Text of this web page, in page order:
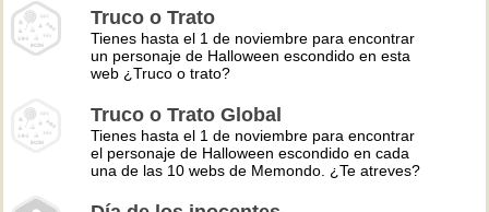
Truco o Trato
Tienes hasta el 1 de noviembre para encontrar
un personaje de Halloween escondido en esta
web ¿Truco o trato?
Truco o Trato Global
Tienes hasta el 1 de noviembre para encontrar
el personaje de Halloween escondido en cada
una de las 10 webs de Memondo. ¿Te atreves?